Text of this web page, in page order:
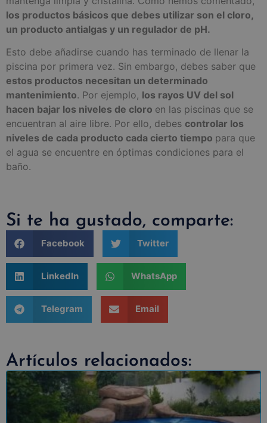
los productos básicos que debes utilizar son el cloro,
un producto antialgas y un regulador de pH.
Esto debe añadirse cuando has terminado de llenar la
piscina por primera vez. Sin embargo, debes saber que
estos productos necesitan un determinado
mantenimiento. Por ejemplo, los rayos UV del sol
hacen bajar los niveles de cloro en las piscinas que se
encuentran al aire libre. Por ello, debes controlar los
niveles de cada producto cada cierto tiempo para que
el agua se encuentre en óptimas condiciones para el
baño.
Si te ha gustado, comparte:
Facebook Twitter
LinkedIn WhatsApp
Telegram Email
Artículos relacionados: